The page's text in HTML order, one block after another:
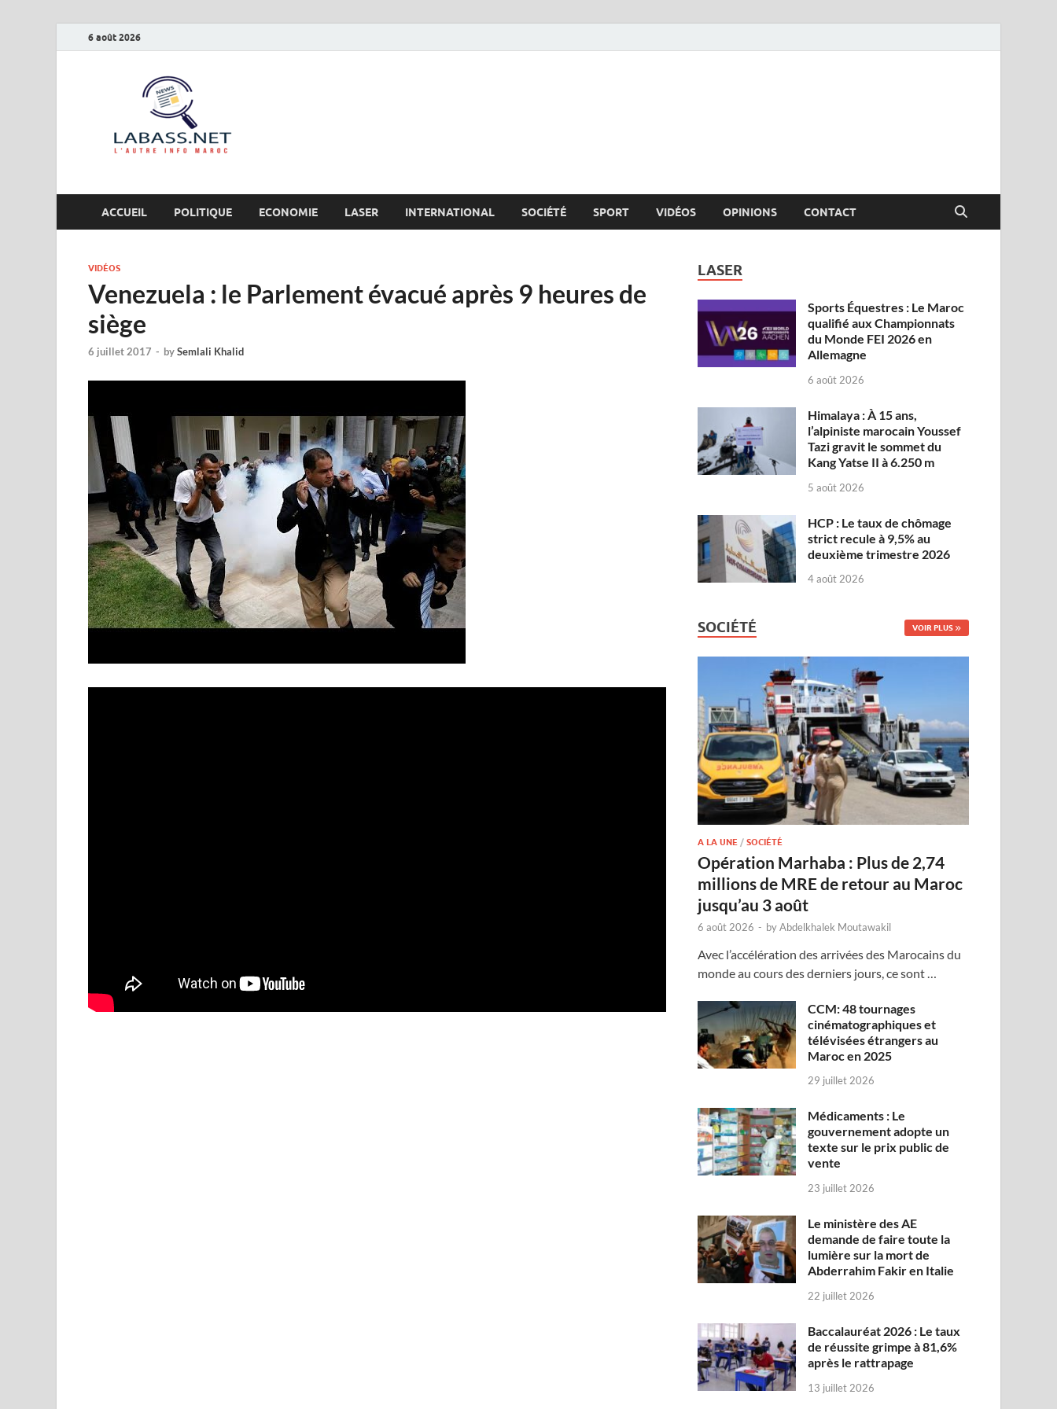
6 août 2026
ACCUEIL POLITIQUE ECONOMIE LASER INTERNATIONAL SOCIÉTÉ SPORT VIDÉOS OPINIONS CONTACT
VIDÉOS
Venezuela : le Parlement évacué après 9 heures de
siège
6 juillet 2017 - bySemlali Khalid
LASER
Sports Équestres : Le Maroc
qualifié aux Championnats
du Monde FEI 2026 en
Allemagne
6 août 2026
Himalaya : À 15 ans,
l’alpiniste marocain Youssef
Tazi gravit le sommet du
Kang Yatse II à 6.250 m
5 août 2026
HCP : Le taux de chômage
strict recule à 9,5% au
deuxième trimestre 2026
4 août 2026
SOCIÉTÉ VOIR PLUS
A LA UNE /SOCIÉTÉ
Opération Marhaba : Plus de 2,74
millions de MRE de retour au Maroc
jusqu’au 3 août
6 août 2026 - byAbdelkhalek Moutawakil
Avec l’accélération des arrivées des Marocains du
monde au cours des derniers jours, ce sont …
CCM: 48 tournages
cinématographiques et
télévisées étrangers au
Maroc en 2025
29 juillet 2026
Médicaments : Le
gouvernement adopte un
texte sur le prix public de
vente
23 juillet 2026
Le ministère des AE
demande de faire toute la
lumière sur la mort de
Abderrahim Fakir en Italie
22 juillet 2026
Baccalauréat 2026 : Le taux
de réussite grimpe à 81,6%
après le rattrapage
13 juillet 2026